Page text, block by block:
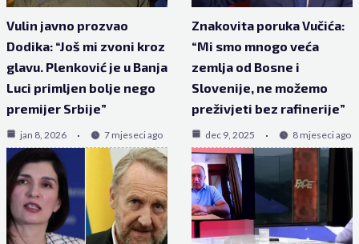
Vulin javno prozvao
Dodika: “Još mi zvoni kroz
glavu. Plenković je u Banja
Luci primljen bolje nego
premijer Srbije”
jan 8, 2026 7 mjeseci ago
Znakovita poruka Vučića:
“Mi smo mnogo veća
zemlja od Bosne i
Slovenije, ne možemo
preživjeti bez rafinerije”
dec 9, 2025 8 mjeseci ago